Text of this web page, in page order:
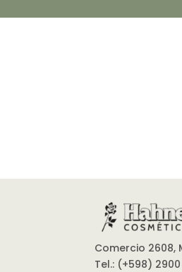
Comercio 2608,
Tel.: (+598)